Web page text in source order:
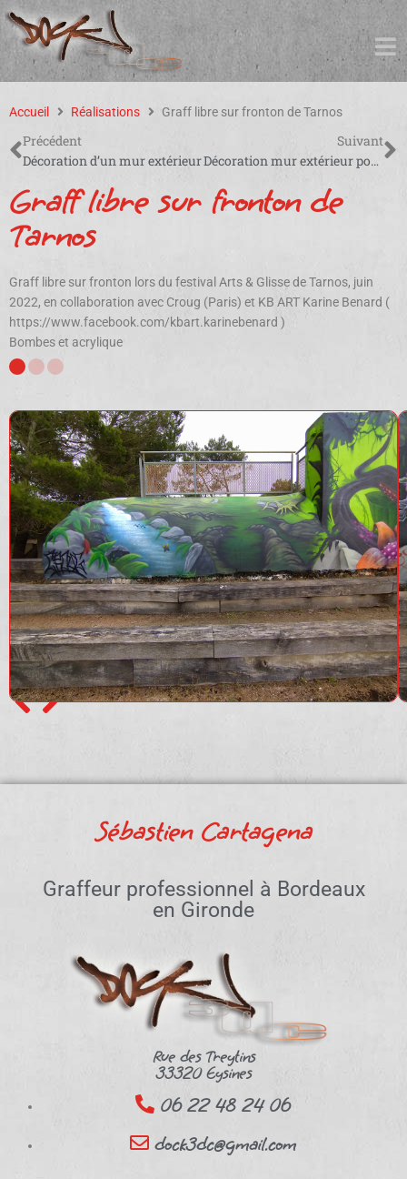
Accueil Réalisations Graff libre sur fronton de Tarnos
Précédent
Décoration d’un mur extérieur
Suivant
Décoration mur extérieur pour une boulangerie à Pessac
Graff libre sur fronton de
Tarnos
Graff libre sur fronton lors du festival Arts & Glisse de Tarnos, juin
2022, en collaboration avec Croug (Paris) et KB ART Karine Benard (
https://www.facebook.com/kbart.karinebenard )
Bombes et acrylique
Sébastien Cartagena
Graffeur professionnel à Bordeaux
en Gironde
Rue des Treytins
33320 Eysines
06 22 48 24 06
dock3dc@gmail.com